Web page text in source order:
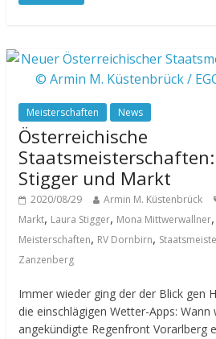
Meisterschaften News
Österreichische
Stigger und Markt
2020/08/29 Armin M. Küstenbrück
Markt, Laura Stigger, Mona Mittwerwallner,
Meisterschaften, RV Dornbirn,
Zanzenberg
Immer wieder ging der der Blick gen
die einschlägigen Wetter-Apps: Wann
angekündigte Regenfront Vorarlberg